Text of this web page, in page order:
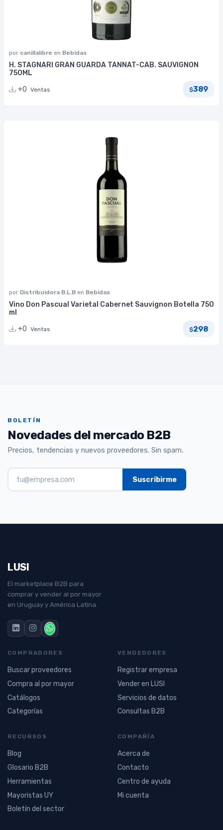
por canillalibre en Bebidas
H. STAGNARI GRAN GUARDA TANNAT-CAB. SAUVIGNON
750ML
+0 Ventas $389
por Distribuidora B.L.B en Bebidas
Vino Don Pascual Varietal Cabernet Sauvignon Botella 750
ml
+0 Ventas $298
BOLETÍN
Novedades del mercado B2B
Precios, tendencias y nuevos proveedores. Sin spam.
LUSI
El marketplace B2B para
comprar y vender al por mayor
en Uruguay y América Latina.
COMPRADORES
Buscar proveedores
Compra al por mayor
Catálogos
Categorías
VENDEDORES
Registrar empresa
Vender en LUSI
Servicios de datos
Consultas B2B
RECURSOS
Blog
Glosario B2B
Herramientas
Mayoristas UY
Boletín del sector
COMPAÑÍA
Acerca de
Contacto
Centro de ayuda
Mi cuenta